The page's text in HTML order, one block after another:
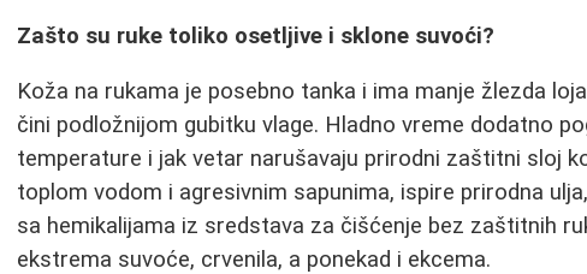
Zašto su ruke toliko osetljive i sklone suvoći?
Koža na rukama je posebno tanka i ima manje žlezda
čini podložnijom gubitku vlage. Hladno vreme dodatno
temperature i jak vetar narušavaju prirodni zaštitni sloj
toplom vodom i agresivnim sapunima, ispire prirodna
sa hemikalijama iz sredstava za čišćenje bez zaštitnih
ekstrema suvoće, crvenila, a ponekad i ekcema.